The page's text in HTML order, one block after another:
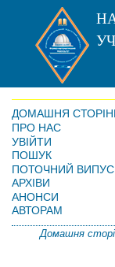
ДОМАШНЯ
ПРО НАС
УВІЙТИ
ПОШУК
ПОТОЧНИЙ
АРХІВИ
АНОНСИ
АВТОРАМ
Домашня